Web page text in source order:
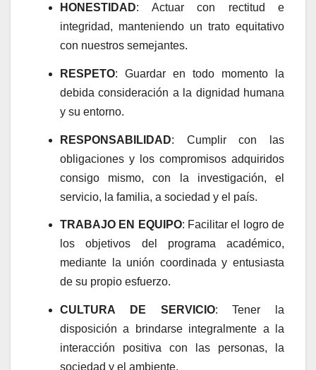
HONESTIDAD: Actuar con rectitud e
integridad, manteniendo un trato equitativo
con nuestros semejantes.
RESPETO: Guardar en todo momento la
debida consideración a la dignidad humana
y su entorno.
RESPONSABILIDAD: Cumplir con las
obligaciones y los compromisos adquiridos
consigo mismo, con la investigación, el
servicio, la familia, a sociedad y el país.
TRABAJO EN EQUIPO: Facilitar el logro de
los objetivos del programa académico,
mediante la unión coordinada y entusiasta
de su propio esfuerzo.
CULTURA DE SERVICIO: Tener la
disposición a brindarse integralmente a la
interacción positiva con las personas, la
sociedad y el ambiente.